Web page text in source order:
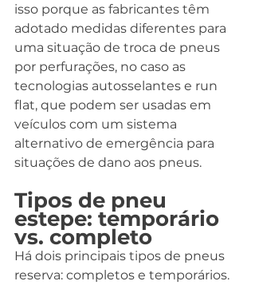
isso porque as fabricantes têm
adotado medidas diferentes para
uma situação de troca de pneus
por perfurações, no caso as
tecnologias autosselantes e run
flat, que podem ser usadas em
veículos com um sistema
alternativo de emergência para
situações de dano aos pneus.
Tipos de pneu
estepe: temporário
vs. completo
Há dois principais tipos de pneus
reserva: completos e temporários.